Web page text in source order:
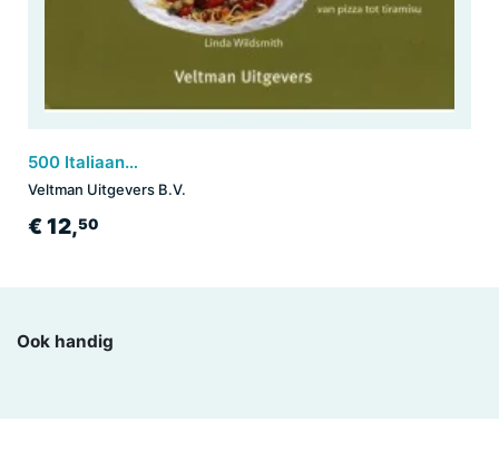
500 Italiaanse gerechten
Veltman Uitgevers B.V.
€ 12,50
Ook handig